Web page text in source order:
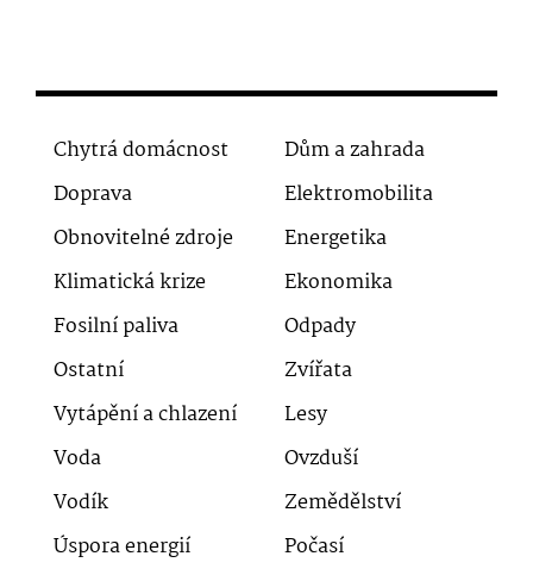
Chytrá domácnost
Dům a zahrada
Doprava
Elektromobilita
Obnovitelné zdroje
Energetika
Klimatická krize
Ekonomika
Fosilní paliva
Odpady
Ostatní
Zvířata
Vytápění a chlazení
Lesy
Voda
Ovzduší
Vodík
Zemědělství
Úspora energií
Počasí